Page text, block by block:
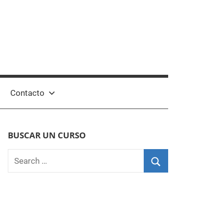
Contacto
BUSCAR UN CURSO
Search
for: